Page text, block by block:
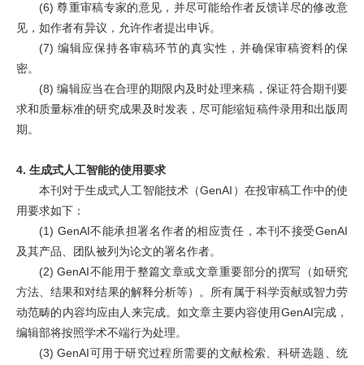
(6)尊重审稿专家的意见，并尽可能给作者反馈详尽的修改意
见，如作者有异议，允许作者提出申诉。
(7) 编辑应保持各审稿环节的真实性，并确保审稿资料的保
密。
(8)编辑应当在合理的期限内及时处理来稿，保证符合期刊要
求和质量标准的研究成果及时发表，尽可能缩短稿件录用和出版周
期。
4. 生成式人工智能的使用要求
本刊对于生成式人工智能技术（GenAI ）在投审稿工作中的使
用要求如下：
(1) GenAI不能承担署名作者的相应责任，本刊不接受GenAI
及其产品、团队被列为论文的署名作者。
(2) GenAI不能用于整篇文章或文章重要部分的撰写（如研究
方法、结果和对结果的解释分析等）。所有属于科学贡献或智力劳
动范畴的内容均应由人来完成。如文章主要内容使用GenAI完成，
编辑部将按照学术不端行为处理。
(3) GenAI可用于研究过程所需要的文献检索、科研选题、统